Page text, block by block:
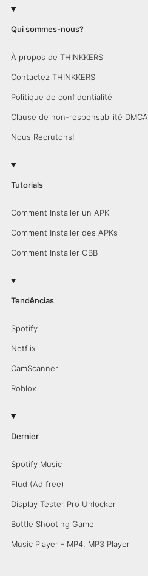
Qui sommes-nous?
À propos de THINKKERS
Contactez THINKKERS
Politique de confidentialité
Clause de non-responsabilité DMCA
Nous Recrutons!
Tutorials
Comment Installer un APK
Comment Installer des APKs
Comment Installer OBB
Tendências
Spotify
Netflix
CamScanner
Roblox
Dernier
Spotify Music
Flud (Ad free)
Display Tester Pro Unlocker
Bottle Shooting Game
Music Player - MP4, MP3 Player